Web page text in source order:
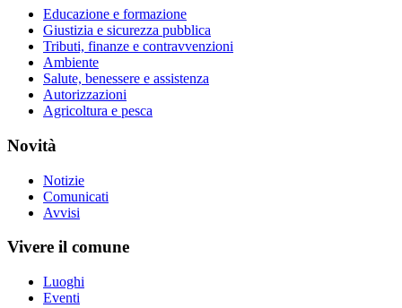
Educazione e formazione
Giustizia e sicurezza pubblica
Tributi, finanze e contravvenzioni
Ambiente
Salute, benessere e assistenza
Autorizzazioni
Agricoltura e pesca
Novità
Notizie
Comunicati
Avvisi
Vivere il comune
Luoghi
Eventi